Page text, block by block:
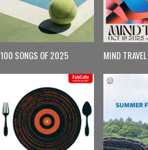
100 SONGS OF 2025 MIND TRAVEL